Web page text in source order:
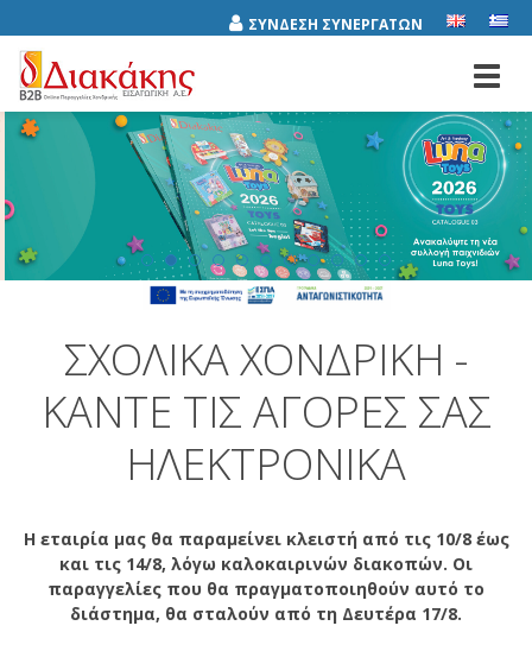
ΣΥΝΔΕΣΗ ΣΥΝΕΡΓΑΤΩΝ
ΣΧΟΛΙΚΆ ΧΟΝΔΡΙΚΉ -
ΚΆΝΤΕ ΤΙΣ ΑΓΟΡΈΣ ΣΑΣ
ΗΛΕΚΤΡΟΝΙΚΆ
Η εταιρία μας θα παραμείνει κλειστή από τις 10/8 έως
και τις 14/8, λόγω καλοκαιρινών διακοπών. Οι
παραγγελίες που θα πραγματοποιηθούν αυτό το
διάστημα, θα σταλούν από τη Δευτέρα 17/8.